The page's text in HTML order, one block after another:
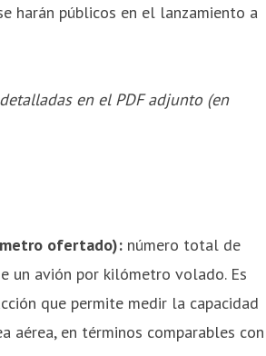
harán públicos en el lanzamiento a
en el PDF adjunto (en
ofertado): número total de
un avión por kilómetro volado. Es
que permite medir la capacidad
aérea, en términos comparables con